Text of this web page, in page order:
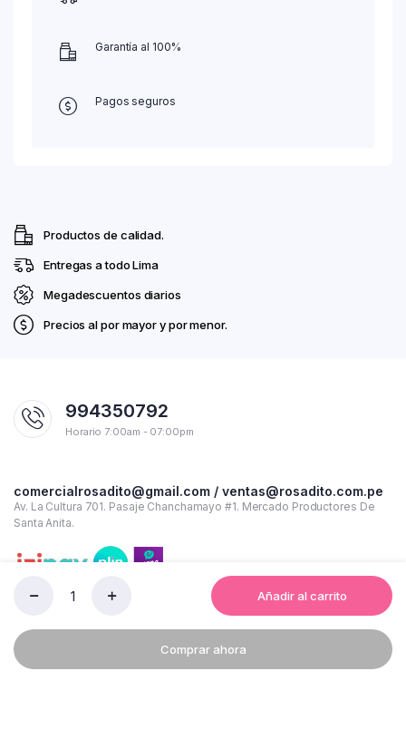
ARCHIVADOR
LOMO
ANCHO
CAJA
Añadir al carrito
Comprar ahora
Garantía al 100%
Pagos seguros
Productos de calidad.
Entregas a todo Lima
Megadescuentos diarios
Precios al por mayor y por menor.
994350792
Horario 7:00am - 07:00pm
comercialrosadito@gmail.com / ventas@rosadito.com.pe
Av. La Cultura 701. Pasaje Chanchamayo #1. Mercado Productores De
Santa Anita.